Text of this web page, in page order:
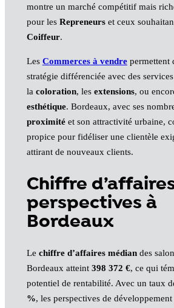
montre un marché compétitif mais
pour les Repreneurset ceux
Coiffeur.
Les Commerces à vendrepermettent
stratégie différenciée avec des
la coloration, les extensions, ou
esthétique. Bordeaux, avec ses
proximitéet son attractivité urbaine,
propice pour fidéliser une clientèle
attirant de nouveaux clients.
Chiffre
perspectives à
Bordeaux
Le chiffre d’affaires médiandes
Bordeaux atteint 398 372 €, ce qui
potentiel de rentabilité. Avec un taux
%, les perspectives de